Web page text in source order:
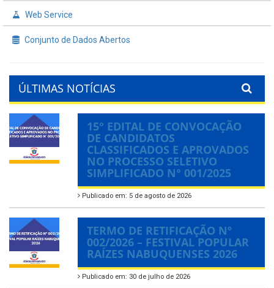
Web Service
Conjunto de Dados Abertos
ÚLTIMAS NOTÍCIAS
15° EDITAL DE CONVOCAÇÃO
DE CANDIDATOS
CLASSIFICADOS E APROVADOS
NO PROCESSO SELETIVO
SIMPLIFICADO N° 001/2025
Publicado em: 5 de agosto de 2026
TERMO DE RETIFICAÇÃO Nº
002/2026 – FESTIVAL POPULAR
RAÍZES NABUQUENSES 2026
Publicado em: 30 de julho de 2026